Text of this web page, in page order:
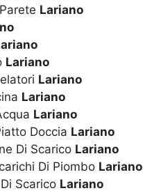
Lariano
Lariano
Lariano
Lariano
Lariano
Doccia Lariano
Di Scarico Lariano
Di Piombo Lariano
Scarico Lariano